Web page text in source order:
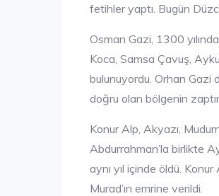
fetihler yaptı. Bugün
Osman Gazi, 1300
Koca, Samsa Çavuş,
bulunuyordu. Orhan Gazi
doğru olan bölgenin
Konur Alp, Akyazı,
Abdurrahman’la birlikte
aynı yıl içinde öldü.
Murad’ın emrine verildi.